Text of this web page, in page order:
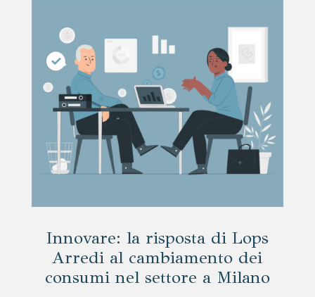
Innovare: la risposta di Lops
Arredi al cambiamento dei
consumi nel settore a Milano